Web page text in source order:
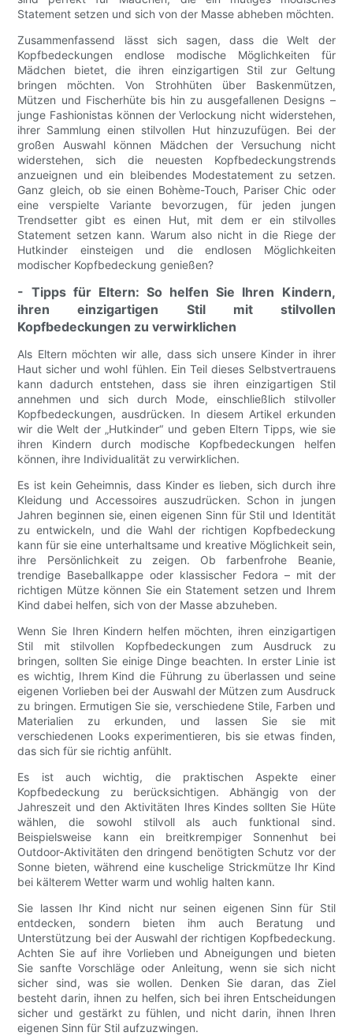
Statement setzen und sich von der Masse abheben möchten.
Zusammenfassend lässt sich sagen, dass die Welt der
Kopfbedeckungen endlose modische Möglichkeiten für
Mädchen bietet, die ihren einzigartigen Stil zur Geltung
bringen möchten. Von Strohhüten über Baskenmützen,
Mützen und Fischerhüte bis hin zu ausgefallenen Designs –
junge Fashionistas können der Verlockung nicht widerstehen,
ihrer Sammlung einen stilvollen Hut hinzuzufügen. Bei der
großen Auswahl können Mädchen der Versuchung nicht
widerstehen, sich die neuesten Kopfbedeckungstrends
anzueignen und ein bleibendes Modestatement zu setzen.
Ganz gleich, ob sie einen Bohème-Touch, Pariser Chic oder
eine verspielte Variante bevorzugen, für jeden jungen
Trendsetter gibt es einen Hut, mit dem er ein stilvolles
Statement setzen kann. Warum also nicht in die Riege der
Hutkinder einsteigen und die endlosen Möglichkeiten
modischer Kopfbedeckung genießen?
- Tipps für Eltern: So helfen Sie Ihren Kindern,
ihren einzigartigen Stil mit stilvollen
Kopfbedeckungen zu verwirklichen
Als Eltern möchten wir alle, dass sich unsere Kinder in ihrer
Haut sicher und wohl fühlen. Ein Teil dieses Selbstvertrauens
kann dadurch entstehen, dass sie ihren einzigartigen Stil
annehmen und sich durch Mode, einschließlich stilvoller
Kopfbedeckungen, ausdrücken. In diesem Artikel erkunden
wir die Welt der „Hutkinder“ und geben Eltern Tipps, wie sie
ihren Kindern durch modische Kopfbedeckungen helfen
können, ihre Individualität zu verwirklichen.
Es ist kein Geheimnis, dass Kinder es lieben, sich durch ihre
Kleidung und Accessoires auszudrücken. Schon in jungen
Jahren beginnen sie, einen eigenen Sinn für Stil und Identität
zu entwickeln, und die Wahl der richtigen Kopfbedeckung
kann für sie eine unterhaltsame und kreative Möglichkeit sein,
ihre Persönlichkeit zu zeigen. Ob farbenfrohe Beanie,
trendige Baseballkappe oder klassischer Fedora – mit der
richtigen Mütze können Sie ein Statement setzen und Ihrem
Kind dabei helfen, sich von der Masse abzuheben.
Wenn Sie Ihren Kindern helfen möchten, ihren einzigartigen
Stil mit stilvollen Kopfbedeckungen zum Ausdruck zu
bringen, sollten Sie einige Dinge beachten. In erster Linie ist
es wichtig, Ihrem Kind die Führung zu überlassen und seine
eigenen Vorlieben bei der Auswahl der Mützen zum Ausdruck
zu bringen. Ermutigen Sie sie, verschiedene Stile, Farben und
Materialien zu erkunden, und lassen Sie sie mit
verschiedenen Looks experimentieren, bis sie etwas finden,
das sich für sie richtig anfühlt.
Es ist auch wichtig, die praktischen Aspekte einer
Kopfbedeckung zu berücksichtigen. Abhängig von der
Jahreszeit und den Aktivitäten Ihres Kindes sollten Sie Hüte
wählen, die sowohl stilvoll als auch funktional sind.
Beispielsweise kann ein breitkrempiger Sonnenhut bei
Outdoor-Aktivitäten den dringend benötigten Schutz vor der
Sonne bieten, während eine kuschelige Strickmütze Ihr Kind
bei kälterem Wetter warm und wohlig halten kann.
Sie lassen Ihr Kind nicht nur seinen eigenen Sinn für Stil
entdecken, sondern bieten ihm auch Beratung und
Unterstützung bei der Auswahl der richtigen Kopfbedeckung.
Achten Sie auf ihre Vorlieben und Abneigungen und bieten
Sie sanfte Vorschläge oder Anleitung, wenn sie sich nicht
sicher sind, was sie wollen. Denken Sie daran, das Ziel
besteht darin, ihnen zu helfen, sich bei ihren Entscheidungen
sicher und gestärkt zu fühlen, und nicht darin, ihnen Ihren
eigenen Sinn für Stil aufzuzwingen.